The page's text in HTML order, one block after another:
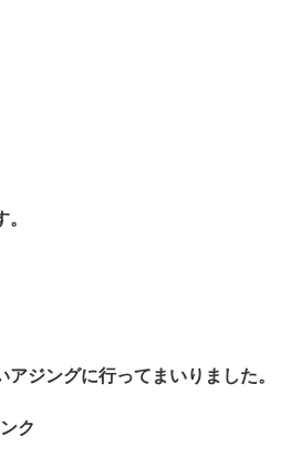
ジングに行ってまいりました。
ク